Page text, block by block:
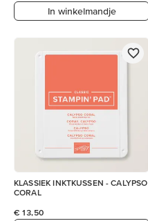
In winkelmandje
KLASSIEK INKTKUSSEN - CALYPSO
CORAL
€ 13,50